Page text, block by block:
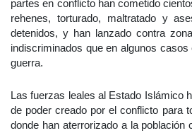
partes en conflicto han cometido
rehenes, torturado, maltratado y
detenidos, y han lanzado contra
indiscriminados que en algunos
guerra.
Las fuerzas leales al Estado Islámico
de poder creado por el conflicto para
donde han aterrorizado a la población